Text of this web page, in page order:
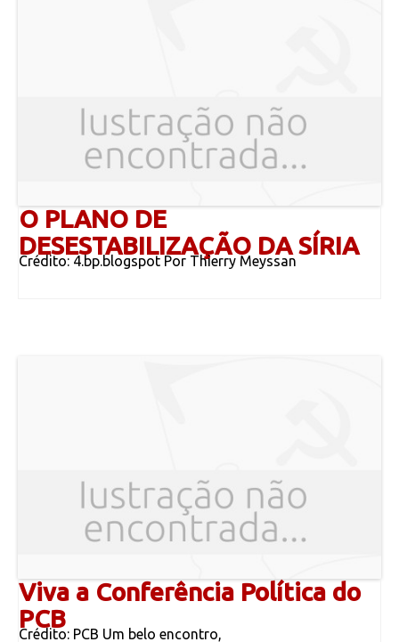
O PLANO DE
DESESTABILIZAÇÃO DA SÍRIA
Crédito: 4.bp.blogspot Por Thierry Meyssan
Viva a Conferência Política do
PCB
Crédito: PCB Um belo encontro,